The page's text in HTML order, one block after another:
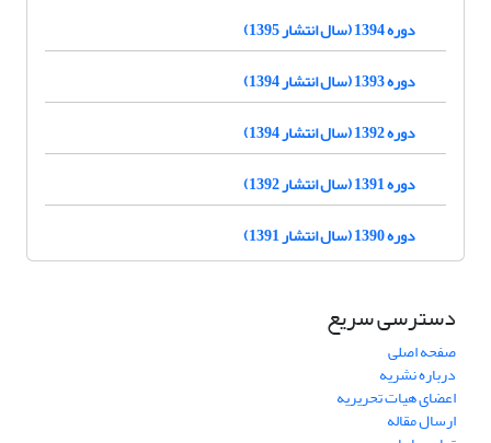
دوره 1394 (سال انتشار 1395)
دوره 1393 (سال انتشار 1394)
دوره 1392 (سال انتشار 1394)
دوره 1391 (سال انتشار 1392)
دوره 1390 (سال انتشار 1391)
دسترسی سریع
صفحه اصلی
درباره نشریه
اعضای هیات تحریریه
ارسال مقاله